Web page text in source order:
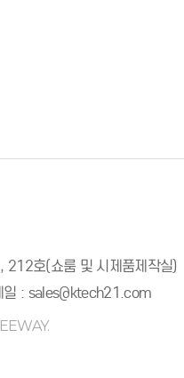
호(쇼룸 및 시제품제작실)
일 : sales@ktech21.com